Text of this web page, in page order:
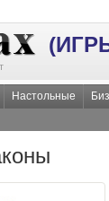
Настольные